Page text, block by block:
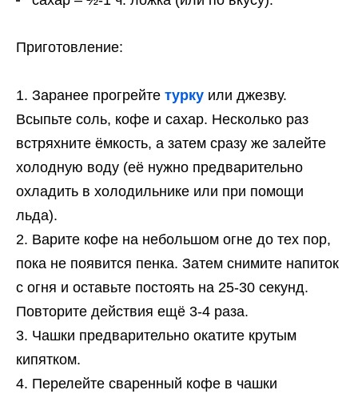
Приготовление:
Заранее прогрейте турку или джезву.
Всыпьте соль, кофе и сахар. Несколько раз
встряхните ёмкость, а затем сразу же залейте
холодную воду (её нужно предварительно
охладить в холодильнике или при помощи
льда).
Варите кофе на небольшом огне до тех пор,
пока не появится пенка. Затем снимите напиток
с огня и оставьте постоять на 25-30 секунд.
Повторите действия ещё 3-4 раза.
Чашки предварительно окатите крутым
кипятком.
Перелейте сваренный кофе в чашки